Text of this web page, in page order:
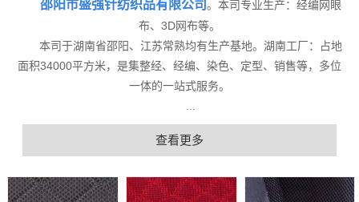
邵阳市盛强针纺织品有限公司。本司专业生产：经编网眼
布、3D网布等。
本司于湖南省邵阳、江苏常熟均有生产基地。湖南工厂：占地
面积34000平方米，是集整经、经编、染色、定型、销售等，多位
一体的一站式服务。
查看更多